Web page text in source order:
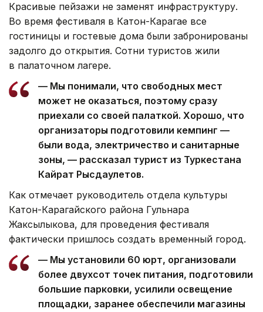
Красивые пейзажи не заменят инфраструктуру.
Во время фестиваля в Катон-Карагае все
гостиницы и гостевые дома были забронированы
задолго до открытия. Сотни туристов жили
в палаточном лагере.
— Мы понимали, что свободных мест
может не оказаться, поэтому сразу
приехали со своей палаткой. Хорошо, что
организаторы подготовили кемпинг —
были вода, электричество и санитарные
зоны, — рассказал турист из Туркестана
Кайрат Рысдаулетов.
Как отмечает руководитель отдела культуры
Катон-Карагайского района Гульнара
Жаксылыкова, для проведения фестиваля
фактически пришлось создать временный город.
— Мы установили 60 юрт, организовали
более двухсот точек питания, подготовили
большие парковки, усилили освещение
площадки, заранее обеспечили магазины